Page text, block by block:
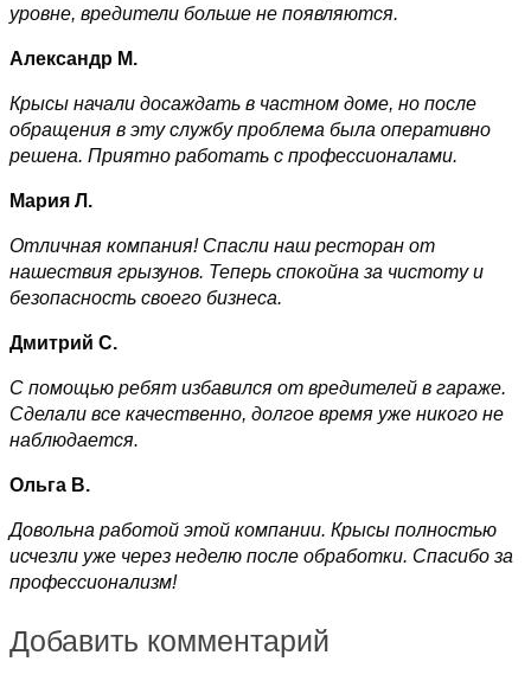
уровне, вредители больше не появляются.
Александр М.
Крысы начали досаждать в частном доме, но после
обращения в эту службу проблема была оперативно
решена. Приятно работать с профессионалами.
Мария Л.
Отличная компания! Спасли наш ресторан от
нашествия грызунов. Теперь спокойна за чистоту и
безопасность своего бизнеса.
Дмитрий С.
С помощью ребят избавился от вредителей в гараже.
Сделали все качественно, долгое время уже никого не
наблюдается.
Ольга В.
Довольна работой этой компании. Крысы полностью
исчезли уже через неделю после обработки. Спасибо за
профессионализм!
Добавить комментарий